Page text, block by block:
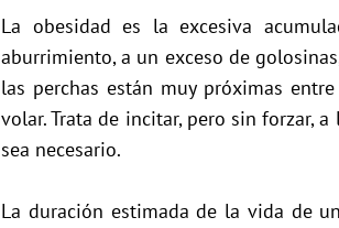
La obesidad es la excesiva
aburrimiento, a un exceso de
las perchas están muy próximas
volar. Trata de incitar, pero sin forzar,
sea necesario.
La duración estimada de la vida de